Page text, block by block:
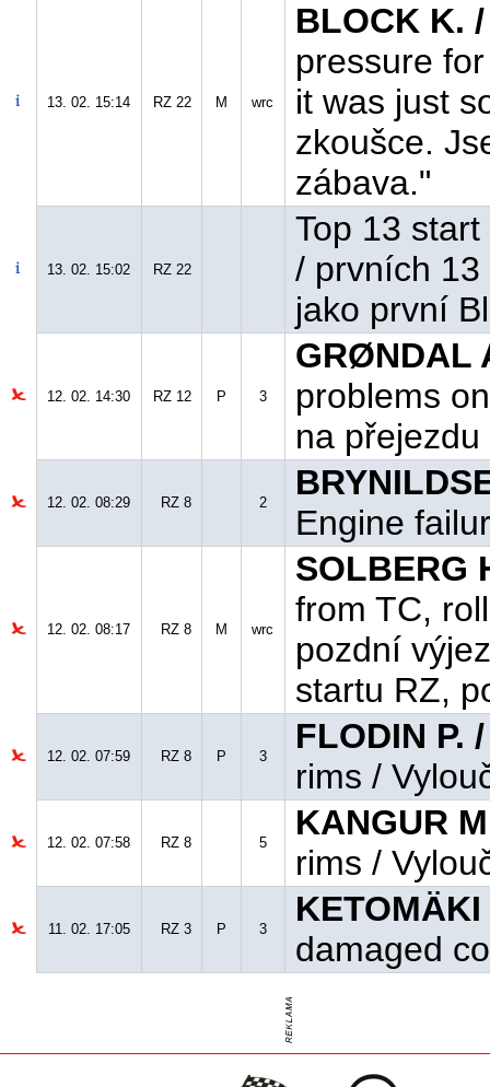
13. 02. 15:14 RZ 22 M wrc
BLOCK K.
pressure
it was just
zkoušce.
zábava."
13. 02. 15:02 RZ 22
Top 13
/ prvních
jako první
12. 02. 14:30 RZ 12 P 3
GRØNDAL
problems
na přejezdu
12. 02. 08:29 RZ 8 2
Engine
12. 02. 08:17 RZ 8 M wrc
SOLBERG
from TC,
pozdní
startu RZ,
12. 02. 07:59 RZ 8 P 3
FLODIN P.
rims /
12. 02. 07:58 RZ 8 5
KANGUR
rims /
11. 02. 17:05 RZ 3 P 3
damaged